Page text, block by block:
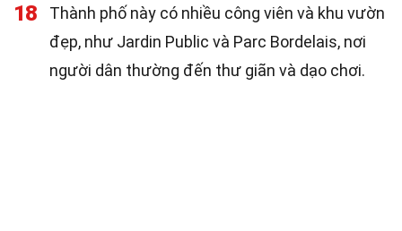
18
Thành phố này có nhiều công viên và khu vườn
đẹp, như Jardin Public và Parc Bordelais, nơi
người dân thường đến thư giãn và dạo chơi.